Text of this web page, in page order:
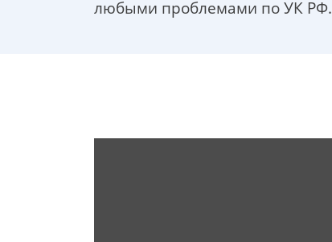
любыми проблемами по УК РФ.